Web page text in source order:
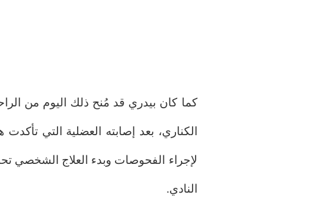
كما كان بيدري قد مُنح ذلك اليوم من
الكناري، بعد إصابته العضلية التي تأكدت
لإجراء الفحوصات وبدء العلاج الشخصي
النادي.